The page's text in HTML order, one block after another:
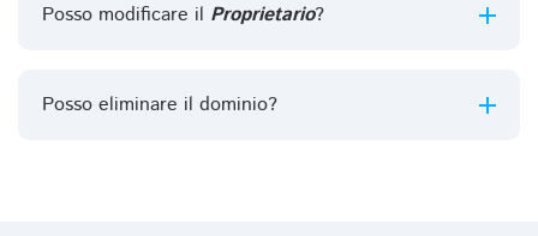
Posso modificare il Proprietario?
Posso eliminare il dominio?